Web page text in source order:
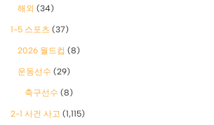
해외 (34)
1-5 스포츠 (37)
2026 월드컵 (8)
운동선수 (29)
축구선수 (8)
2-1 사건 사고 (1,115)